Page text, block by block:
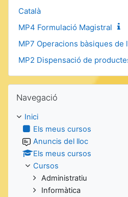
Català
MP4 Formulació Magistral
MP7 Operacions bàsiques de
MP2 Dispensació de
Omet Navegació
Navegació
Inici
Els meus cursos
Anuncis del lloc
Els meus cursos
Cursos
Administratiu
Informàtica